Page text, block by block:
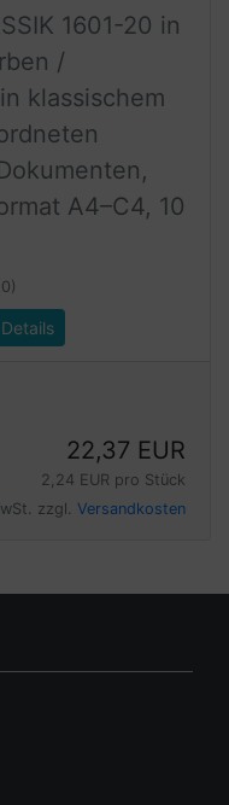
1601-20 in
/
klassischem
A4–C4, 10
22,37 EUR
2,24 EUR pro Stück
zzgl. Versandkosten